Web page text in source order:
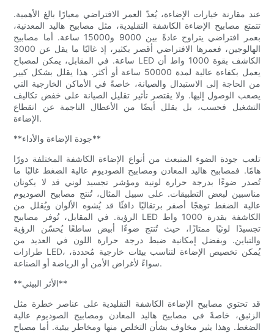
عند مقارنة خيارات الإضاءة، يُعدّ العمر الافتراضي معيارًا بالغ الأهمية.
تتمتع مصابيح الإضاءة الكاشفة التقليدية، مثل مصابيح هاليد المعدنية،
بعمر افتراضي يتراوح عادةً بين 9000 و15000 ساعة. أما مصابيح
الهالوجين، فعمرها الافتراضي أقصر بكثير، إذ غالبًا ما يقل عن 3000
ساعة. في المقابل، يمكن لمصباح LED الكاشف بقوة 1000 واط أن
يعمل بكفاءة عالية لمدة 50000 ساعة أو أكثر. هذا يقلل بشكل كبير
من الحاجة إلى الاستبدال والصيانة، خاصةً في الأماكن الخارجية التي
يصعب الوصول إليها. ولا يقتصر تأثير تقليل الصيانة على خفض تكاليف
التشغيل فحسب، بل يقلل أيضًا من الأعطال الناجمة عن انقطاع
الإضاءة.
**جودة الإضاءة والأداء**
تلعب جودة الضوء المنبعث من أنواع الإضاءة الكاشفة المختلفة دورًا
هامًا. فمصابيح هاليد المعادن ومصابيح الصوديوم عالية الضغط غالبًا ما
تُصدر ضوءًا بدرجة حرارة لونية ومؤشر تجسيد لوني قد لا يكونان
مناسبين لبعض التطبيقات. على سبيل المثال، تُنتج مصابيح الصوديوم
عالية الضغط توهجًا أصفر برتقاليًا دافئًا قد يُشوه الألوان ويُقلل من
الرؤية. في المقابل، تُوفر مصابيح LED الكاشفة بقدرة 1000 واط
تجسيدًا لونيًا ممتازًا، حيث تُنتج ضوءًا أبيض ساطعًا يُحسّن الرؤية
والتباين. وبفضل إمكانية ضبط درجة حرارة اللون في العديد من
طرازات LED، يُمكن تخصيص الإضاءة لتناسب بيئات خارجية مُحددة،
سواءً لأغراض الأمن أو الرياضة أو الصناعة.
**الأثر البيئي**
قد تحتوي مصابيح الإضاءة الكاشفة التقليدية على عناصر خطرة مثل
الزئبق، خاصةً في مصابيح هاليد المعادن ومصابيح الصوديوم عالية
الضغط. وهذا يثير مخاوف بشأن التخلص منها ومخاطر بيئية. أما مصباح